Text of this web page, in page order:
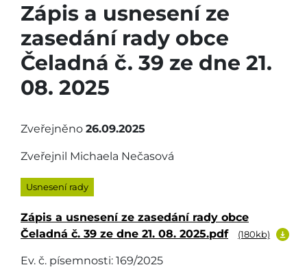
Zápis a usnesení ze
zasedání rady obce
Čeladná č. 39 ze dne 21.
08. 2025
Zveřejněno 26.09.2025
Zveřejnil Michaela Nečasová
Usnesení rady
Zápis a usnesení ze zasedání rady obce
Čeladná č. 39 ze dne 21. 08. 2025.pdf
(180kb)
Ev. č. písemnosti: 169/2025